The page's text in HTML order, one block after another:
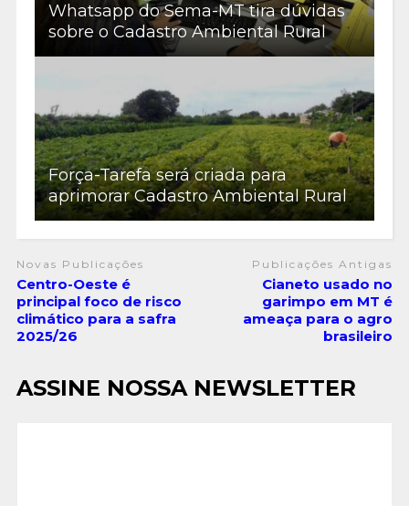
Whatsapp do Sema-MT tira dúvidas
sobre o Cadastro Ambiental Rural
Força-Tarefa será criada para
aprimorar Cadastro Ambiental Rural
Novas Publicações
Centro-Oeste é
principal foco de risco
climático para a safra
2025/26
Publicações Antigas
Cianeto usado no
garimpo em MT é
ameaça para o agro
brasileiro
ASSINE NOSSA NEWSLETTER